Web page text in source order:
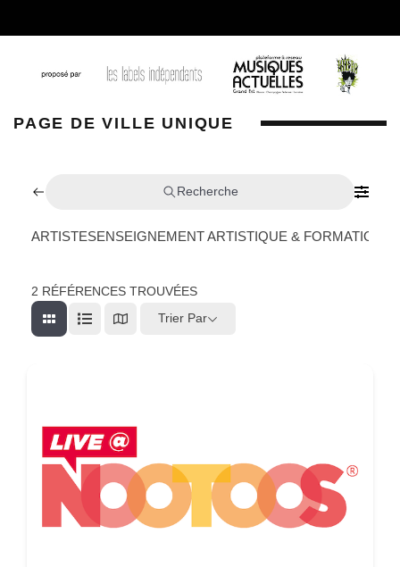
PAGE DE VILLE UNIQUE
Recherche
ARTISTESENSEIGNEMENT ARTISTIQUE & FORMATION
2 RÉFÉRENCES TROUVÉES
Trier Par